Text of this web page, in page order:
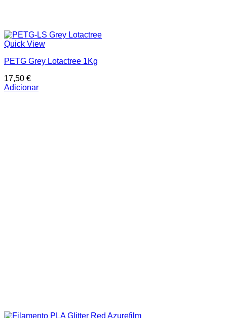
Quick View
PETG Grey Lotactree 1Kg
17,50 €
Adicionar